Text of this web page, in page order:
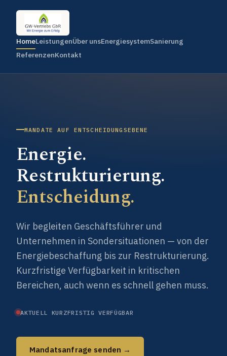
HomeLeistungenÜber unsEnergiesystemSanierung
ReferenzenKontakt
MANDATE AUF ENTSCHEIDUNGSEBENE
Energie.
Restrukturierung.
Entscheidung.
Wir begleiten Geschäftsführer und
Unternehmen in Sondersituationen — von der
Energiebeschaffung bis zur Restrukturierung.
Kurzfristige Verfügbarkeit in kritischen
Bereichen, auch wenn es schnell gehen muss.
AKTUELL KURZFRISTIG VERFÜGBAR
Mandatsanfrage senden →